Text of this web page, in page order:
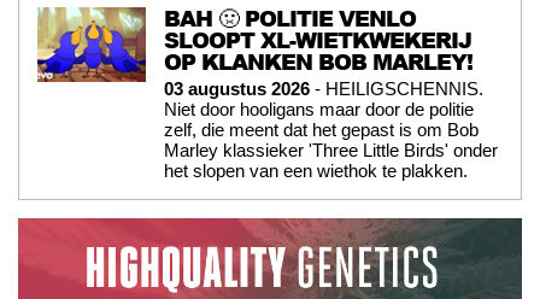
BAH 🤢 POLITIE VENLO
SLOOPT XL-WIETKWEKERIJ
OP KLANKEN BOB MARLEY!
03 augustus 2026 - HEILIGSCHENNIS.
Niet door hooligans maar door de politie
zelf, die meent dat het gepast is om Bob
Marley klassieker 'Three Little Birds' onder
het slopen van een wiethok te plakken.